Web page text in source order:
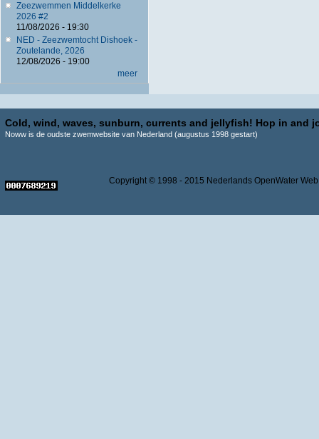
Zeezwemmen Middelkerke
2026 #2
11/08/2026 - 19:30
NED - Zeezwemtocht Dishoek -
Zoutelande, 2026
12/08/2026 - 19:00
meer
Cold, wind, waves, sunburn, currents and jellyfish! Hop in and
Noww is de oudste zwemwebsite van Nederland (augustus 1998 gestart)
Copyright © 1998 - 2015 Nederlands OpenWater